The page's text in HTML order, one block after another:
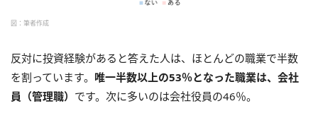
図：筆者作成
反対に投資経験があると答えた人は、ほとんどの職業で半数
を割っています。 唯一半数以上の53％となった職業は、会社
員（管理職） です。次に多いのは会社役員の46％。